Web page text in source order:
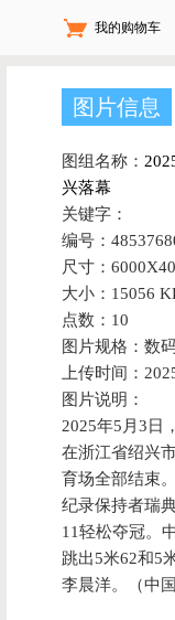
我的购物车
图片信息
图组名称：
兴落幕
关键字：
编号：
尺寸：
大小：15056
点数：10
图片规格：数
上传时间：
图片说明：
2025年5月3日
在浙江省绍兴
育场全部结束
纪录保持者瑞
11轻松夺冠。
跳出5米62和5
李晨洋。（中